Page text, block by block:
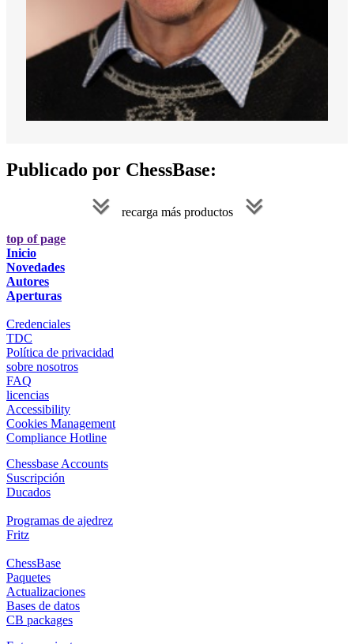
Publicado por ChessBase:
recarga más productos
top of page
Inicio
Novedades
Autores
Aperturas
Credenciales
TDC
Política de privacidad
sobre nosotros
FAQ
licencias
Accessibility
Cookies Management
Compliance Hotline
Chessbase Accounts
Suscripción
Ducados
Programas de ajedrez
Fritz
ChessBase
Paquetes
Actualizaciones
Bases de datos
CB packages